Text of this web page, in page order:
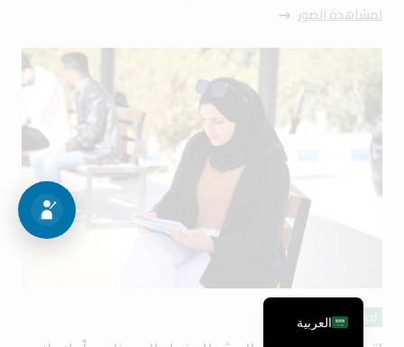
لمشاهدة الصور
اجراءات القبولالعربية